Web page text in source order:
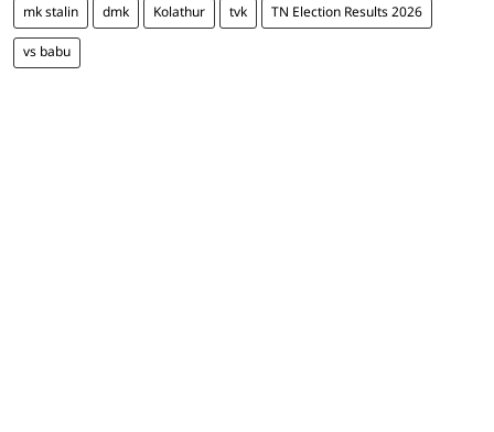
mk stalin dmk Kolathur tvk TN Election Results 2026
vs babu